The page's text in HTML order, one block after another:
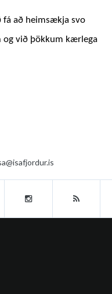
að heimsækja svo
við þökkum kærlega